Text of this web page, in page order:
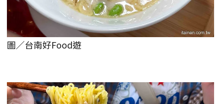
圖／台南好Food遊